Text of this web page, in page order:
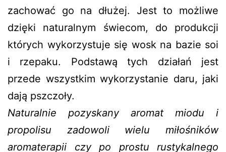
zachować go na dłużej. Jest to możliwe
dzięki naturalnym świecom, do produkcji
których wykorzystuje się wosk na bazie soi
i rzepaku. Podstawą tych działań jest
przede wszystkim wykorzystanie daru, jaki
dają pszczoły.
Naturalnie pozyskany aromat miodu i
propolisu zadowoli wielu miłośników
aromaterapii czy po prostu rustykalnego